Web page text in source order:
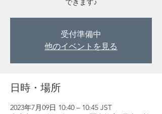
受付準備中
他のイベントを見る
日時・場所
2023年7月09日 10:40 – 10:45 JST